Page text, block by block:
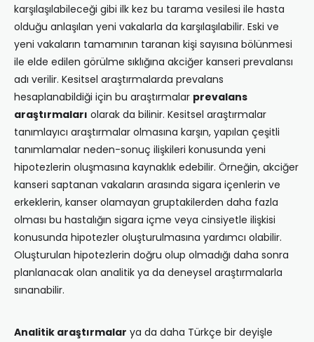
karşılaşılabileceği gibi ilk kez bu tarama vesilesi ile hasta
olduğu anlaşılan yeni vakalarla da karşılaşılabilir. Eski ve
yeni vakaların tamamının taranan kişi sayısına bölünmesi
ile elde edilen görülme sıklığına akciğer kanseri prevalansı
adı verilir. Kesitsel araştırmalarda prevalans
hesaplanabildiği için bu araştırmalar prevalans
araştırmaları olarak da bilinir. Kesitsel araştırmalar
tanımlayıcı araştırmalar olmasına karşın, yapılan çeşitli
tanımlamalar neden-sonuç ilişkileri konusunda yeni
hipotezlerin oluşmasına kaynaklık edebilir. Örneğin, akciğer
kanseri saptanan vakaların arasında sigara içenlerin ve
erkeklerin, kanser olamayan gruptakilerden daha fazla
olması bu hastalığın sigara içme veya cinsiyetle ilişkisi
konusunda hipotezler oluşturulmasına yardımcı olabilir.
Oluşturulan hipotezlerin doğru olup olmadığı daha sonra
planlanacak olan analitik ya da deneysel araştırmalarla
sınanabilir.
Analitik araştırmalar ya da daha Türkçe bir deyişle